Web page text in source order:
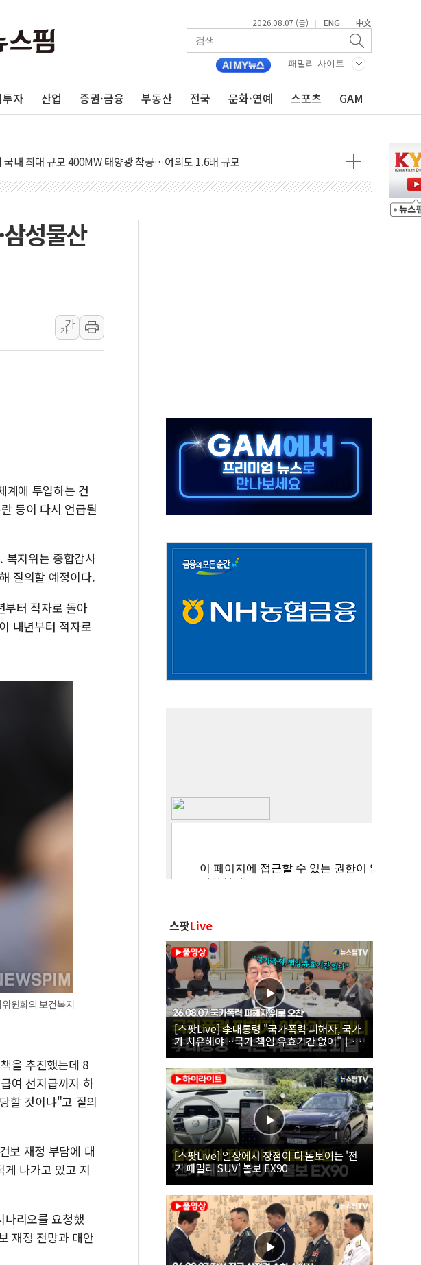
2026.08.07 (금) | ENG | 中文
패밀리 사이트
자 산업 증권·금융 부동산 전국 문화·연예 스포츠 GAM
도안의 만남
고지도자 위독…곧 사망해도 놀랍지 않아"
속 유가 상승에 소폭 하락...금융주 낙폭 커
택' SNS 글 역풍에 "정부정책 아냐" 해명
키스탄, '공동방위협정' 체결… 수니파 국가들의 새 안보 협력 구도
당 7250만원…써밋 클라비온 59㎡ 18억원대
부진 지속, 강보합 마감...석유·가스주 올랐지만 빈그룹이 상쇄
역대 최고치 경신…한낮 총수요 104.3GW 기록
돼"...李 부동산 세제안에 與 내부서 '총선·대선 직격탄' 우려
성물산
가
가
계에 투입하는 건
등이 다시 언급될
복지위는 종합감사
질의할 예정이다.
부터 적자로 돌아
내년부터 적자로
원회의 보건복지
을 추진했는데 8
여 선지급까지 하
할 것이냐"고 질의
보 재정 부담에 대
나가고 있고 지
나리오를 요청했
재정 전망과 대안
스팟Live
[스팟Live] 李대통령 "국가폭력 피해자, 국가
가 치유해야…국가 책임 유효기간 없어"｜
26.08.07 국가폭력 피해자 위로 오찬
[스팟Live] 일상에서 장점이 더 돋보이는 '전
기 패밀리 SUV' 볼보 EX90